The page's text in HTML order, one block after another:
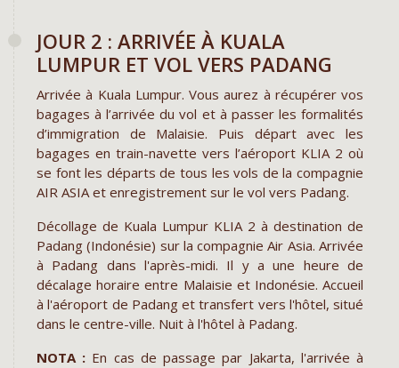
JOUR 2 : ARRIVÉE À KUALA
LUMPUR ET VOL VERS PADANG
Arrivée à Kuala Lumpur. Vous aurez à récupérer vos
bagages à l’arrivée du vol et à passer les formalités
d’immigration de Malaisie. Puis départ avec les
bagages en train-navette vers l’aéroport KLIA 2 où
se font les départs de tous les vols de la compagnie
AIR ASIA et enregistrement sur le vol vers Padang.
Décollage de Kuala Lumpur KLIA 2 à destination de
Padang (Indonésie) sur la compagnie Air Asia. Arrivée
à Padang dans l'après-midi. Il y a une heure de
décalage horaire entre Malaisie et Indonésie. Accueil
à l'aéroport de Padang et transfert vers l'hôtel, situé
dans le centre-ville. Nuit à l'hôtel à Padang.
NOTA : En cas de passage par Jakarta, l'arrivée à